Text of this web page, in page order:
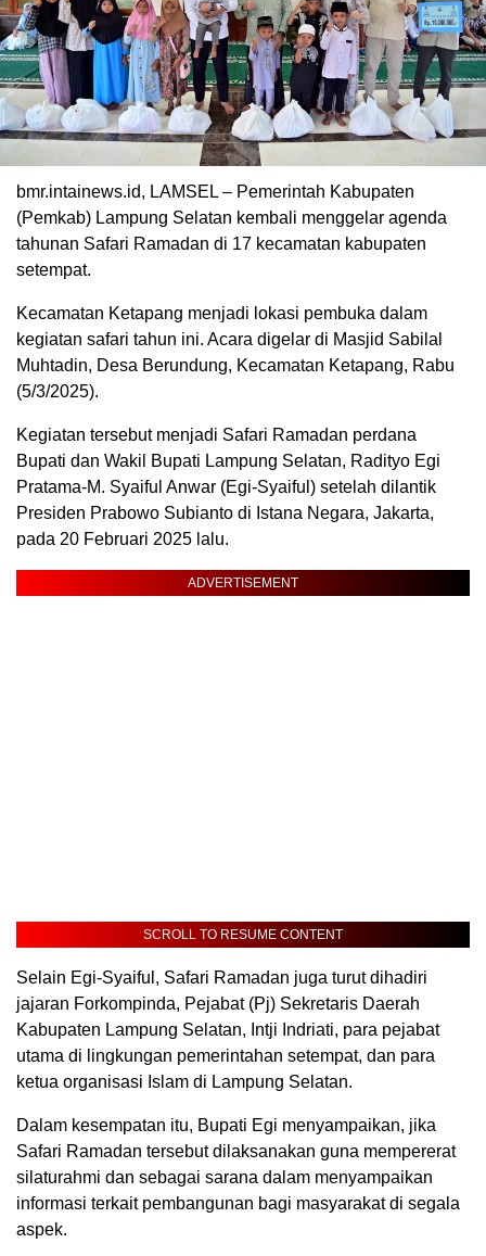
bmr.intainews.id, LAMSEL – Pemerintah Kabupaten
(Pemkab) Lampung Selatan kembali menggelar agenda
tahunan Safari Ramadan di 17 kecamatan kabupaten
setempat.
Kecamatan Ketapang menjadi lokasi pembuka dalam
kegiatan safari tahun ini. Acara digelar di Masjid Sabilal
Muhtadin, Desa Berundung, Kecamatan Ketapang, Rabu
(5/3/2025).
Kegiatan tersebut menjadi Safari Ramadan perdana
Bupati dan Wakil Bupati Lampung Selatan, Radityo Egi
Pratama-M. Syaiful Anwar (Egi-Syaiful) setelah dilantik
Presiden Prabowo Subianto di Istana Negara, Jakarta,
pada 20 Februari 2025 lalu.
ADVERTISEMENT
SCROLL TO RESUME CONTENT
Selain Egi-Syaiful, Safari Ramadan juga turut dihadiri
jajaran Forkompinda, Pejabat (Pj) Sekretaris Daerah
Kabupaten Lampung Selatan, Intji Indriati, para pejabat
utama di lingkungan pemerintahan setempat, dan para
ketua organisasi Islam di Lampung Selatan.
Dalam kesempatan itu, Bupati Egi menyampaikan, jika
Safari Ramadan tersebut dilaksanakan guna mempererat
silaturahmi dan sebagai sarana dalam menyampaikan
informasi terkait pembangunan bagi masyarakat di segala
aspek.